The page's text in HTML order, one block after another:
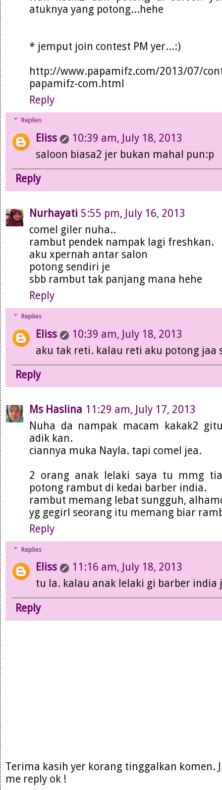
atuknya yang potong...hehe
* jemput join contest PM yer...:)
http://www.papamifz.com/2013/07/
papamifz-com.html
Reply
Replies
Eliss
10:39 am, July 18, 2013
saloon biasa2 jer bukan mahal pun:p
Reply
Nurhayati 5:55 pm, July 16, 2013
comel giler nuha..
rambut pendek nampak lagi freshkan.
aku xpernah antar salon
potong sendiri je
sbb rambut tak panjang mana hehe
Reply
Replies
Eliss
10:39 am, July 18, 2013
aku tak reti. kalau reti aku potong jaa
Reply
Ms Haslina 11:29 am, July 17, 2013
Nuha da nampak macam kakak2
adik kan.
ciannya muka Nayla. tapi comel jea.
2 orang anak lelaki saya tu mmg
potong rambut di kedai barber india.
rambut memang lebat sungguh,
yg gegirl seorang itu memang biar
Reply
Replies
Eliss
11:16 am, July 18, 2013
tu la. kalau anak lelaki gi barber india
Reply
Terima kasih yer korang tinggalkan komen.
me reply ok !